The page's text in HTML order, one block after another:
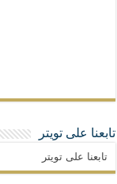
تابعنا على تويتر
تابعنا على تويتر